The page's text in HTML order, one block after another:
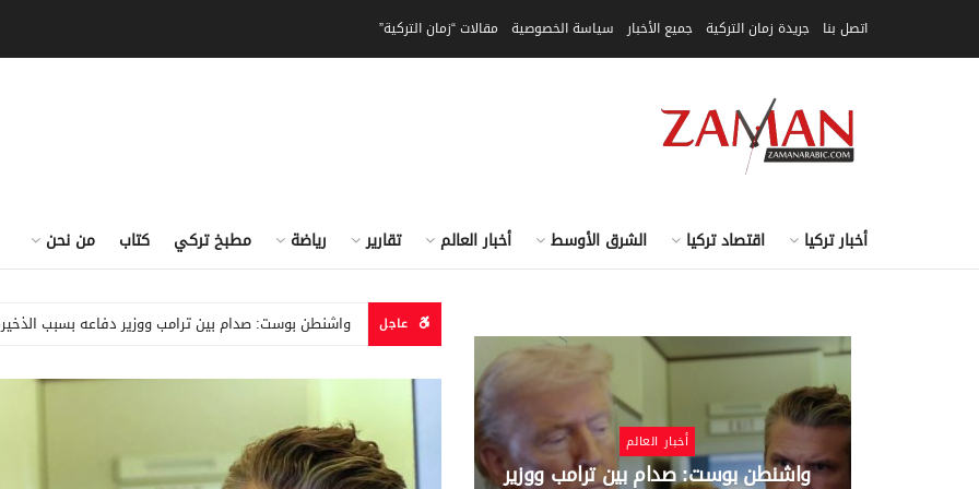
اتصل بنا جريدة زمان التركية جميع الأخبار سياسة الخصوصية مقالات “زمان التركية”
أخبار تركيا اقتصاد تركيا الشرق الأوسط أخبار العالم تقارير رياضة مطبخ تركي كتاب من نحن
عاجل تقارير: أمريكا تعزز علاقاتها مع تركيا والسعودية في ظل
أخبار العالم
واشنطن بوست: صدام بين ترامب ووزير
أخبار العالم
“دويتشه بنك” يرفع توقعاته للذهب